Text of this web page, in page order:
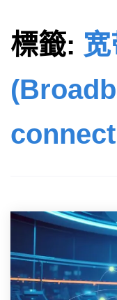
標籤: